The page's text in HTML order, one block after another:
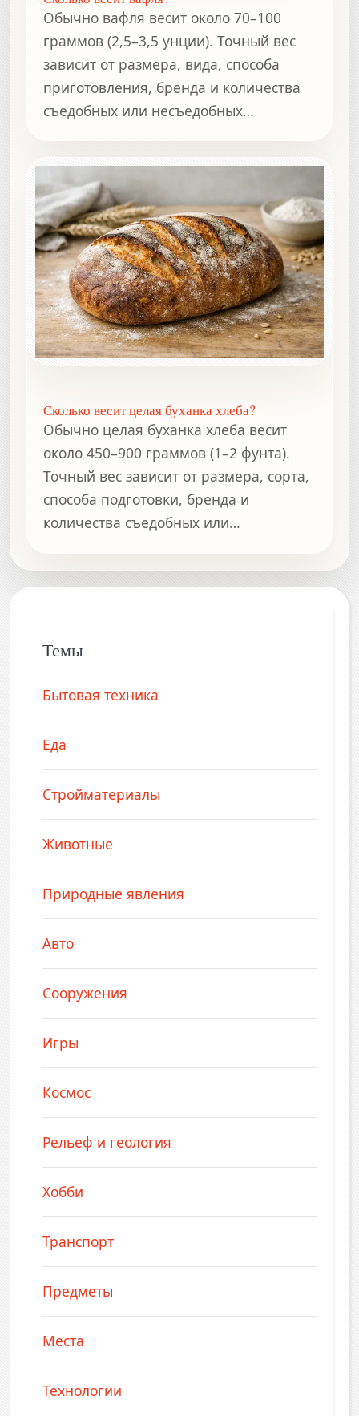
Обычно вафля весит около 70–100
граммов (2,5–3,5 унции). Точный вес
зависит от размера, вида, способа
приготовления, бренда и количества
съедобных или несъедобных
Сколько весит целая буханка хлеба?
Обычно целая буханка хлеба весит
около 450–900 граммов (1–2 фунта).
Точный вес зависит от размера, сорта,
способа подготовки, бренда и
количества съедобных или
Темы
Бытовая техника
Еда
Стройматериалы
Животные
Природные явления
Авто
Сооружения
Игры
Космос
Рельеф и геология
Хобби
Транспорт
Предметы
Места
Технологии